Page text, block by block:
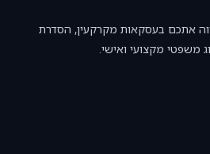
אתכם בעסקאות מקרקעין, הסדרת
משפטי מקצועי ואישי.